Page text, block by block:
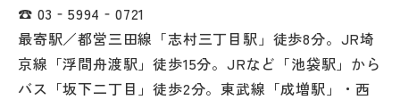
☎ 03‐5994‐0721
最寄駅／都営三田線「志村三丁目駅」徒歩8分。JR埼
京線「浮間舟渡駅」徒歩15分。JRなど「池袋駅」から
バス「坂下二丁目」徒歩2分。東武線「成増駅」・西